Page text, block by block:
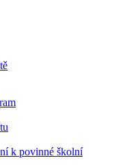
k povinné školní